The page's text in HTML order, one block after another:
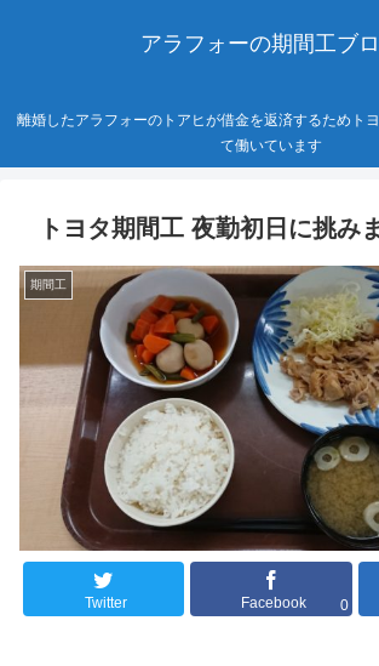
アラフォーの期間工ブ
離婚したアラフォーのトアヒが借金を返済するためト
て働いています
トヨタ期間工 夜勤初日に挑み
期間工
Twitter Facebook 0